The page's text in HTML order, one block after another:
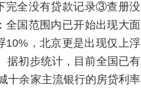
完全没有贷款记录③查册没
国范围内已开始出现大面
10%，北京更是出现仅上浮
据初步统计，目前全国已有
十余家主流银行的房贷利率